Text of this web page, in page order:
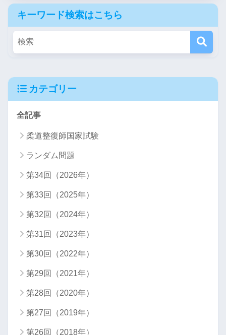
キーワード検索はこちら
カテゴリー
全記事
柔道整復師国家試験
ランダム問題
第34回（2026年）
第33回（2025年）
第32回（2024年）
第31回（2023年）
第30回（2022年）
第29回（2021年）
第28回（2020年）
第27回（2019年）
第26回（2018年）